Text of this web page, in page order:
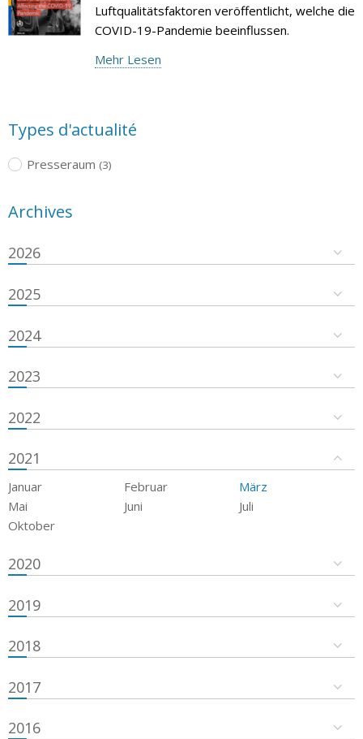
Luftqualitätsfaktoren veröffentlicht, welche die
COVID-19-Pandemie beeinflussen.
Mehr Lesen
Types d'actualité
Presseraum (3)
Archives
2026
2025
2024
2023
2022
2021
Januar Februar
März
Mai
Juni
Juli
Oktober
2020
2019
2018
2017
2016